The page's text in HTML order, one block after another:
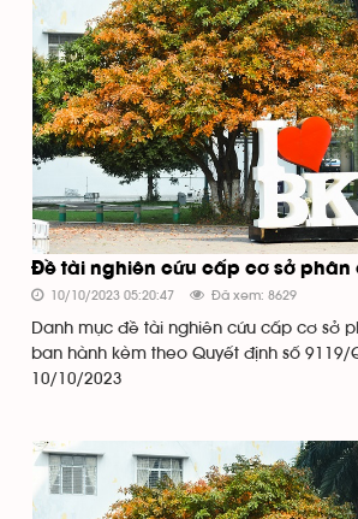
Đề tài nghiên cứu cấp cơ sở phân
10/10/2023 05:20:47 Đã xem: 8629
Danh mục đề tài nghiên cứu cấp cơ sở
ban hành kèm theo Quyết định số 9119/
10/10/2023